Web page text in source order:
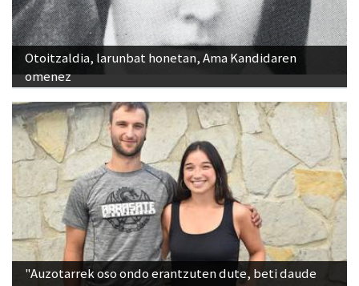
Otoitzaldia, larunbat honetan, Ama Kandidaren
omenez
"Auzotarrek oso ondo erantzuten dute, beti daude